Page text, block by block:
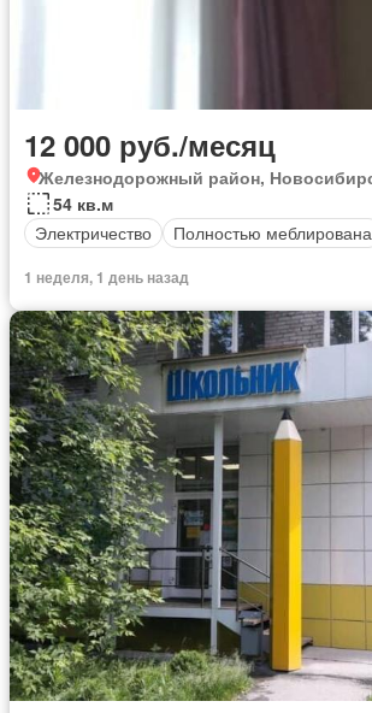
12 000 руб./месяц
Железнодорожный район,
54 кв.м
Электричество
Полностью меблирована
1 неделя, 1 день назад